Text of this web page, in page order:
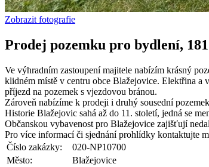
Zobrazit fotografie
Prodej pozemku pro bydlení,
Ve výhradním zastoupení majitele nabízím krásný
klidném místě v centru obce Blažejovice. Elektřina a
příjezd na pozemek s vjezdovou bránou.
Zároveň nabízíme k prodeji i druhý sousední
Historie Blažejovic sahá až do 11. století, jedná se
Občanskou vybavenost pro Blažejovice zajišťují
Pro více informací či sjednání prohlídky kontaktujte
Číslo zakázky:
020-NP10700
Město:
Blažejovice